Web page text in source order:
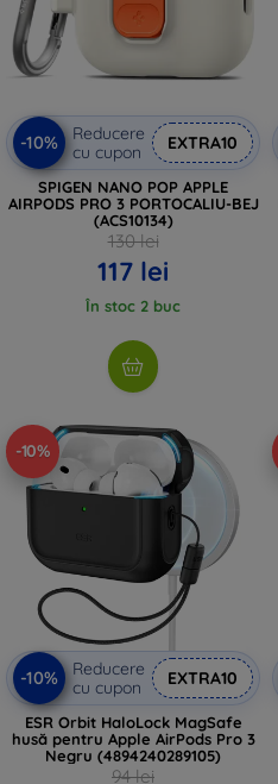
-10%
Reducere
cu cupon
EXTRA10
SPIGEN NANO POP APPLE
AIRPODS PRO 3 PORTOCALIU-BEJ
(ACS10134)
130 lei
117 lei
În stoc 2 buc
-10%
-10%
Reducere
cu cupon
EXTRA10
ESR Orbit HaloLock MagSafe
husă pentru Apple AirPods Pro 3
Negru (4894240289105)
94 lei